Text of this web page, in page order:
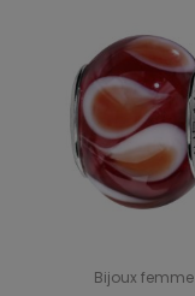
Bijoux femme